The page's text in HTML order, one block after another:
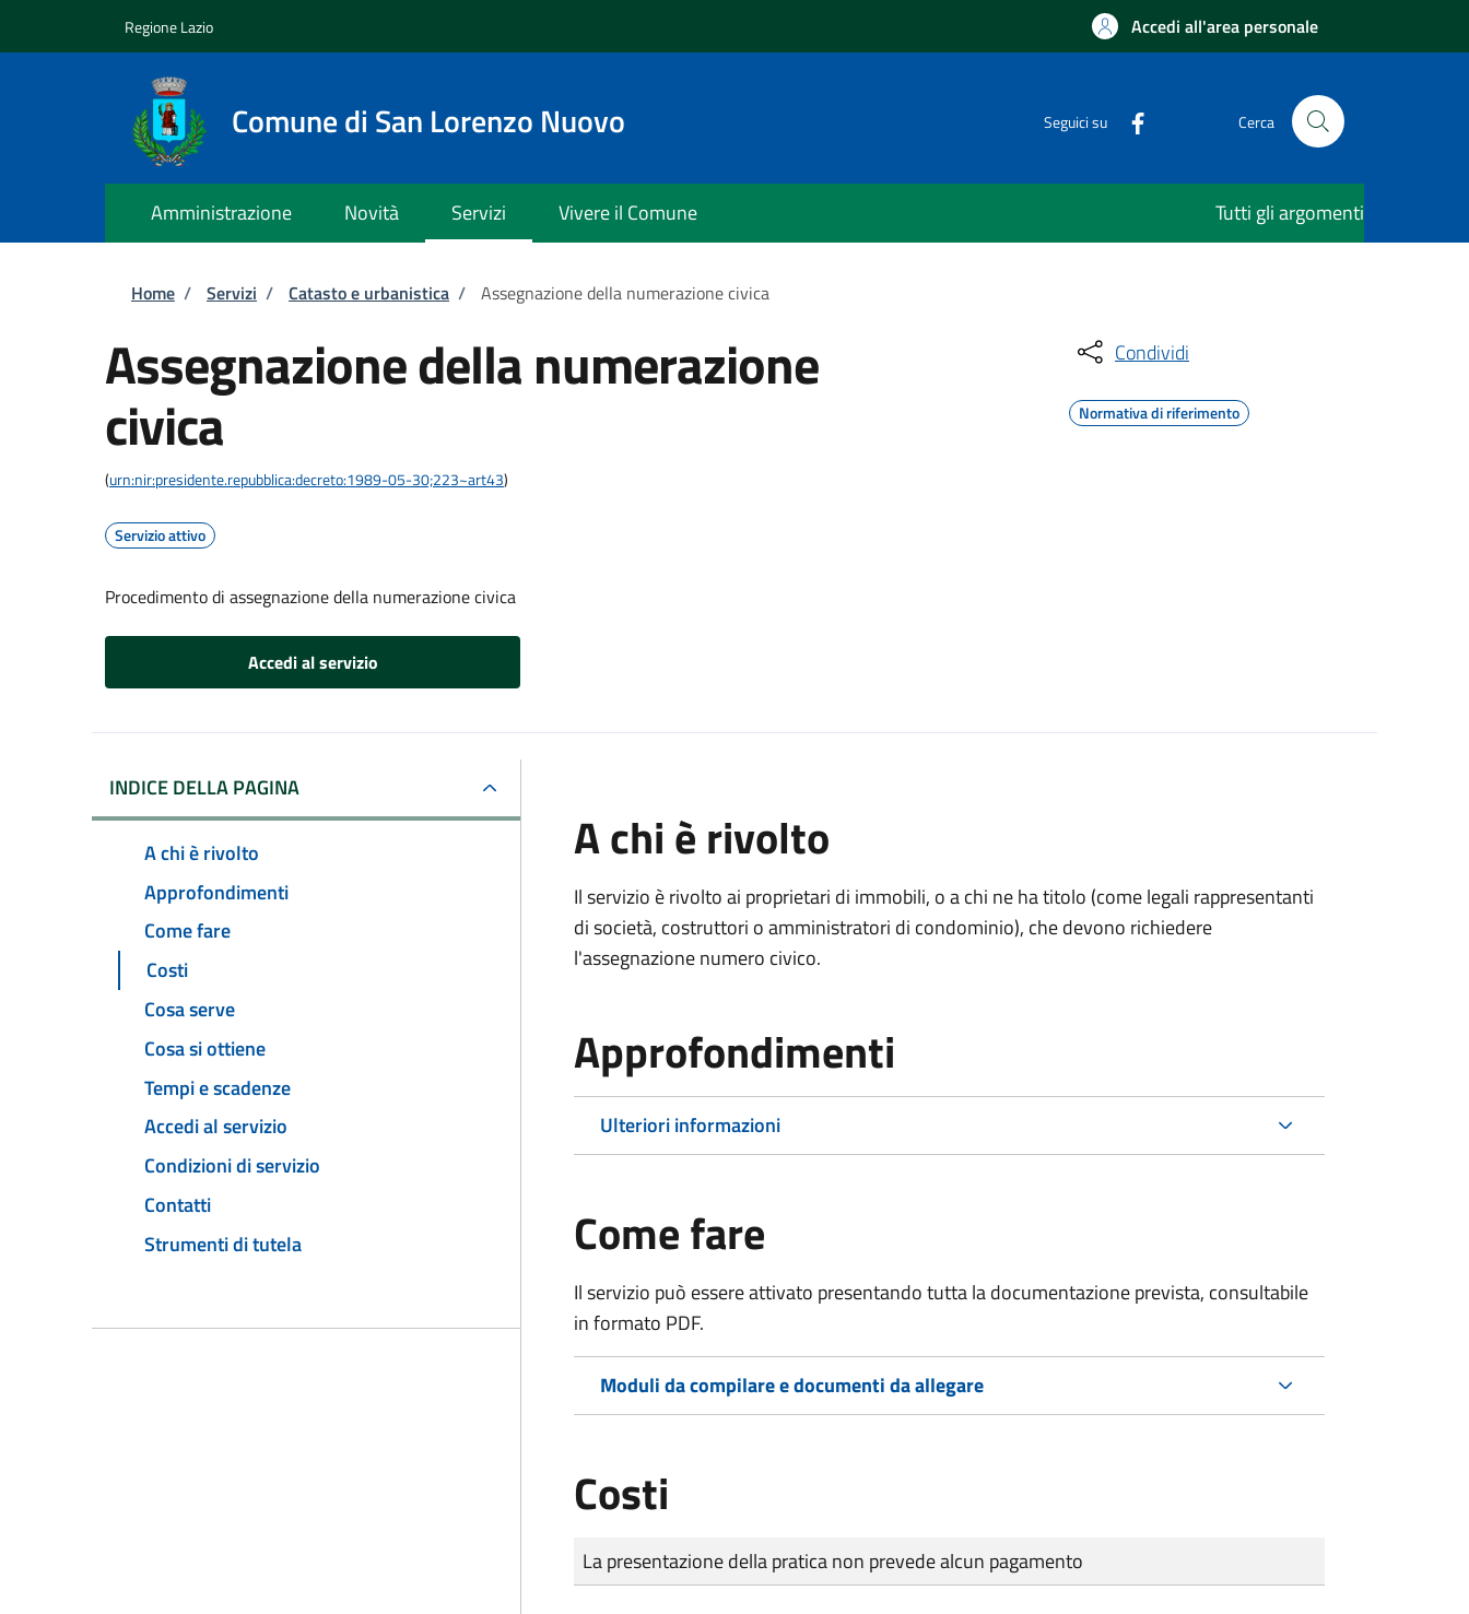
Regione Lazio Accedi all'area personale
Comune di San Lorenzo Nuovo Seguici su Cerca
Amministrazione Novità Servizi Vivere il Comune Tutti gli argomenti
Briciole di pane
Home / Servizi / Catasto e urbanistica / Assegnazione della numerazione civica
Assegnazione della numerazione
civica
(urn:nir:presidente.repubblica:decreto:1989-05-30;223~art43)
Servizio attivo
Procedimento di assegnazione della numerazione civica
Accedi al servizio
Condividi
Normativa di riferimento
INDICE DELLA PAGINA
A chi è rivolto
Approfondimenti
Come fare
Costi
Cosa serve
Cosa si ottiene
Tempi e scadenze
Accedi al servizio
Condizioni di servizio
Contatti
Strumenti di tutela
A chi è rivolto
Il servizio è rivolto ai proprietari di immobili, o a chi ne ha titolo (come legali rappresentanti
di società, costruttori o amministratori di condominio), che devono richiedere
l'assegnazione numero civico.
Approfondimenti
Ulteriori informazioni
Come fare
Il servizio può essere attivato presentando tutta la documentazione prevista, consultabile
in formato PDF.
Moduli da compilare e documenti da allegare
Costi
Tipo di pagamento
Importo
La presentazione della pratica non prevede alcun pagamento